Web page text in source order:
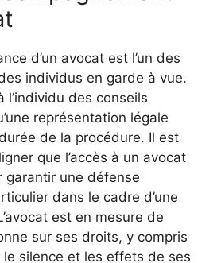
d’un avocat est l’un des
individus en garde à vue.
l’individu des conseils
représentation légale
de la procédure. Il est
que l’accès à un avocat
garantir une défense
dans le cadre d’une
est en mesure de
sur ses droits, y compris
silence et les effets de ses